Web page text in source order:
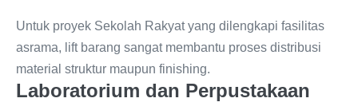
Untuk proyek Sekolah Rakyat yang dilengkapi fasilitas
asrama, lift barang sangat membantu proses distribusi
material struktur maupun finishing.
Laboratorium dan Perpustakaan